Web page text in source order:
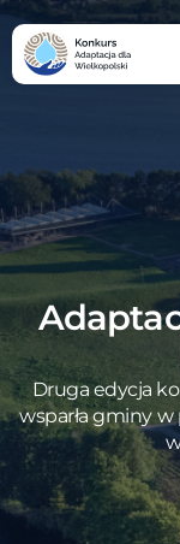
Druga edycja
wsparła gminy